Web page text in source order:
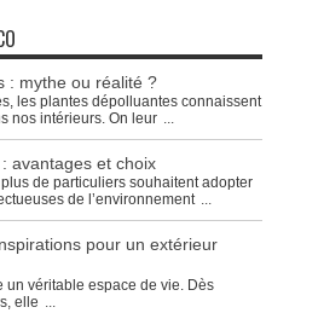
: mythe ou réalité ?
les plantes dépolluantes connaissent
nos intérieurs. On leur ...
avantages et choix
de particuliers souhaitent adopter
de l’environnement ...
pour un extérieur
un véritable espace de vie. Dès
elle ...